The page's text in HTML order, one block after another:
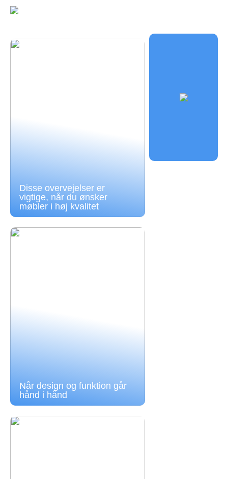
Disse overvejelser er
vigtige, når du ønsker
møbler i høj kvalitet
Når design og funktion går
hånd i hånd